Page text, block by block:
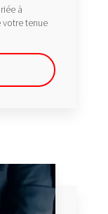
à
votre tenue